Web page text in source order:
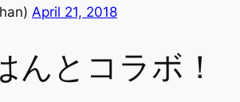
April 21, 2018
んとコラボ！